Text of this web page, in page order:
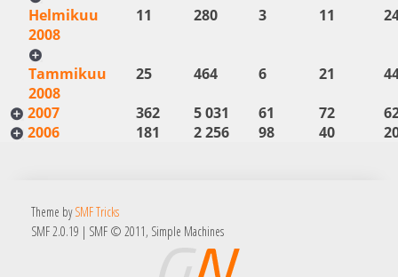
Helmikuu
2008
11 280 3 11
Tammikuu
2008
25 464 6 21
2007
362 5 031 61 72
2006
181 2 256 98 40
Theme bySMF Tricks
SMF 2.0.19 | SMF © 2011, Simple Machines